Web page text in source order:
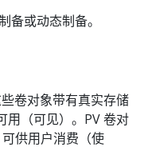
备或动态制备。
卷对象带有真实存储
用（可见）。PV 卷对
供用户消费（使